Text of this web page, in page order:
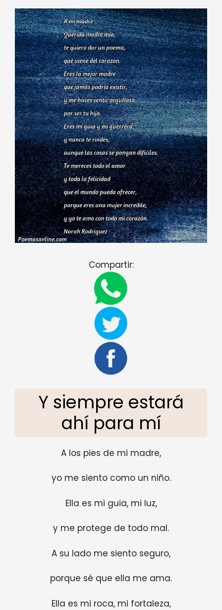
Compartir:
Y siempre estará
ahí para mí
A los pies de mi madre,
yo me siento como un niño.
Ella es mi guia, mi luz,
y me protege de todo mal.
A su lado me siento seguro,
porque sé que ella me ama.
Ella es mi roca, mi fortaleza,